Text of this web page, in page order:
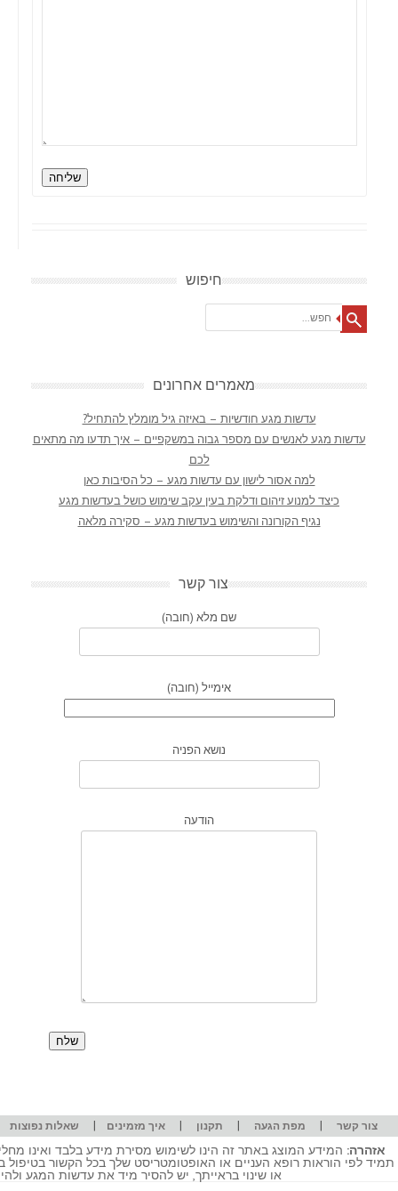
שליחה
חיפוש
מאמרים אחרונים
עדשות מגע חודשיות – באיזה גיל מומלץ להתחיל?
עדשות מגע לאנשים עם מספר גבוה במשקפיים – איך תדעו מה מתאים
לכם
למה אסור לישון עם עדשות מגע – כל הסיבות כאן
כיצד למנוע זיהום ודלקת בעין עקב שימוש כושל בעדשות מגע
נגיף הקורונה והשימוש בעדשות מגע – סקירה מלאה
צור קשר
שם מלא (חובה)
אימייל (חובה)
נושא הפניה
הודעה
צור קשר | מפת הגעה | תקנון |איך מזמינים | שאלות נפוצות
אזהרה: המידע המוצג באתר זה הינו לשימוש מסירת מידע בלבד ואינו
תמיד לפי הוראות רופא העניים או האופטומטריסט שלך בכל הקשור
או שינוי בראייתך, יש להסיר מיד את עדשות המגע